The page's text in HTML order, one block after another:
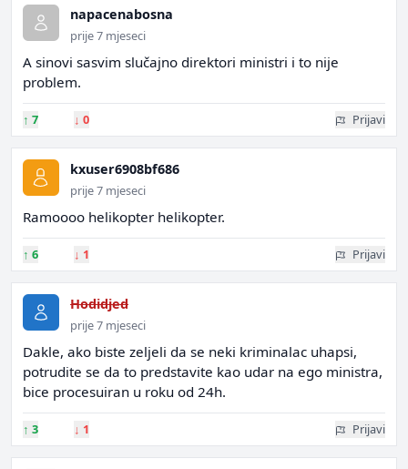
napacenabosna
prije 7 mjeseci
A sinovi sasvim slučajno direktori ministri i to nije
problem.
↑ 7 ↓ 0 Prijavi
kxuser6908bf686
prije 7 mjeseci
Ramoooo helikopter helikopter.
↑ 6 ↓ 1 Prijavi
Hodidjed
prije 7 mjeseci
Dakle, ako biste zeljeli da se neki kriminalac uhapsi,
potrudite se da to predstavite kao udar na ego ministra,
bice procesuiran u roku od 24h.
↑ 3 ↓ 1 Prijavi